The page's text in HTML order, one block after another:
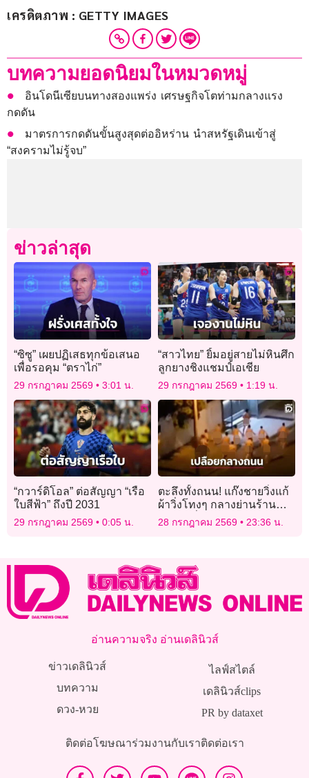
เครดิตภาพ : GETTY IMAGES
บทความยอดนิยมในหมวดหมู่
อินโดนีเซียบนทางสองแพร่ง เศรษฐกิจโตท่ามกลางแรง
กดดัน
มาตรการกดดันขั้นสูงสุดต่ออิหร่าน นำสหรัฐเดินเข้าสู่
“สงครามไม่รู้จบ”
ข่าวล่าสุด
“ซิซู” เผยปฏิเสธทุกข้อเสนอ
เพื่อรอคุม “ตราไก่”
29 กรกฎาคม 2569 3:01 น.
“สาวไทย” ยิ้มอยู่สายไม่หินศึก
ลูกยางชิงแชมป์เอเชีย
29 กรกฎาคม 2569 1:19 น.
“กวาร์ดิโอล” ต่อสัญญา “เรือ
ใบสีฟ้า” ถึงปี 2031
29 กรกฎาคม 2569 0:05 น.
ตะลึงทั้งถนน! แก๊งชายวิ่งแก้
ผ้าวิ่งโทงๆ กลางย่านร้าน
อาหารชื่อดังในออสเตรเลีย
28 กรกฎาคม 2569 23:36 น.
อ่านความจริง อ่านเดลินิวส์
ข่าวเดลินิวส์
บทความ
ดวง-หวย
ไลฟ์สไตล์
เดลินิวส์clips
PR by dataxet
ติดต่อโฆษณาร่วมงานกับเราติดต่อเรา